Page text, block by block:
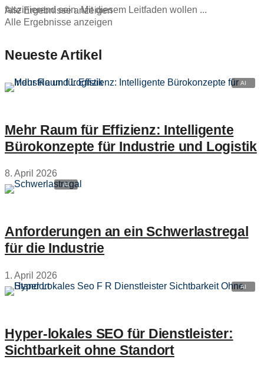
Alle Ergebnisse anzeigen
Alle Ergebnisse anzeigen
faszinierend sein. Mit diesem Leitfaden wollen ...
Neueste Artikel
Mehr Raum für Effizienz: Intelligente
Bürokonzepte für Industrie und Logistik
8. April 2026
Anforderungen an ein Schwerlastregal
für die Industrie
1. April 2026
Hyper‑lokales SEO für Dienstleister:
Sichtbarkeit ohne Standort